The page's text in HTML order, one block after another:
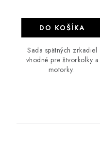
DO KOŠÍKA
Sada spätných zrkadiel
vhodné pre štvorkolky a
motorky.